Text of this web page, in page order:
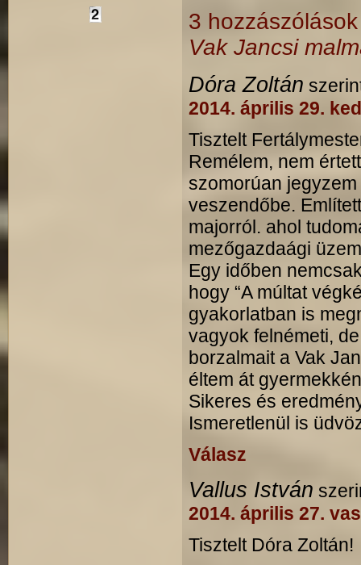
3
Vak Jancsi
Dóra Zoltán
2014. április 29.
Tisztelt
Remélem, nem
szomorúan
veszendőbe.
majorról. ahol
mezőgazdaági
Egy időben
hogy “A múltat
gyakorlatban is
vagyok felnémeti,
borzalmait a Vak
éltem át
Sikeres és
Ismeretlenül is
Válasz
Vallus István
2014. április 27.
Tisztelt Dóra Zoltán!